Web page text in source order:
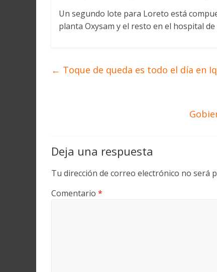
Un segundo lote para Loreto está
planta Oxysam y el resto en el hospital
← Toque de queda es todo el día en
Deja una respuesta
Tu dirección de correo electrónico no será
Comentario *